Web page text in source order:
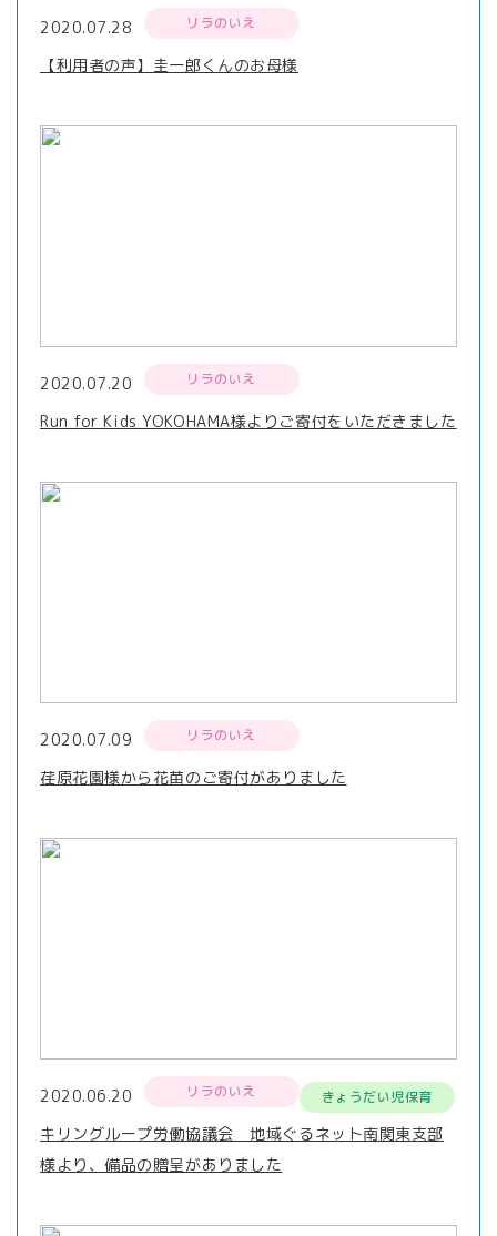
2020.07.28 リラのいえ
【利用者の声】圭一郎くんのお母様
2020.07.20 リラのいえ
Run for Kids YOKOHAMA様よりご寄付をいただきました
2020.07.09 リラのいえ
荏原花園様から花苗のご寄付がありました
2020.06.20 リラのいえ きょうだい児保育
キリングループ労働協議会 地域ぐるネット南関東支部
様より、備品の贈呈がありました